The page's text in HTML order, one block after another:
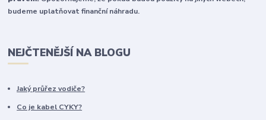
budeme uplatňovat finanční náhradu.
NEJČTENĚJŠÍ NA BLOGU
Jaký průřez vodiče?
Co je kabel CYKY?